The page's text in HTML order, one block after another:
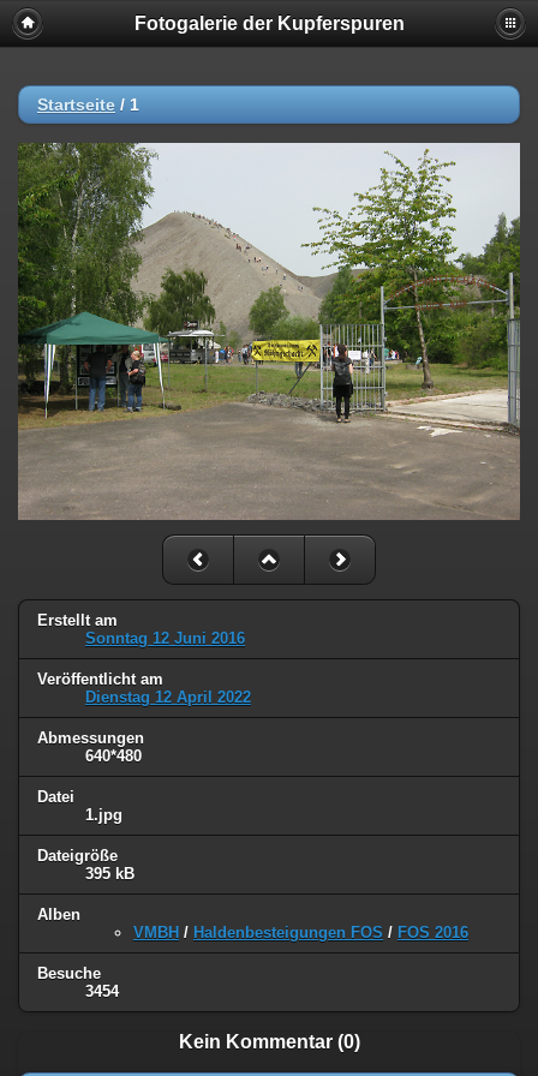
Fotogalerie der Kupferspuren
Startseite / 1
Erstellt am
Sonntag 12 Juni 2016
Veröffentlicht am
Dienstag 12 April 2022
Abmessungen
640*480
Datei
1.jpg
Dateigröße
395 kB
Alben
VMBH / Haldenbesteigungen FOS / FOS 2016
Besuche
3454
Kein Kommentar (0)